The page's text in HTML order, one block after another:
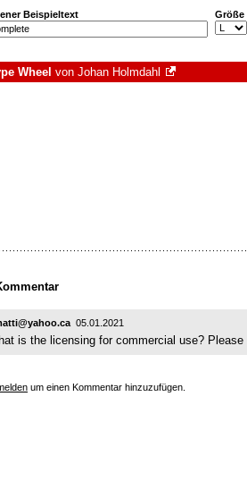
Beispieltext Größe
Wheel von Johan Holmdahl
05.01.2021
is the licensing for commercial use?
um einen Kommentar hinzuzufügen.